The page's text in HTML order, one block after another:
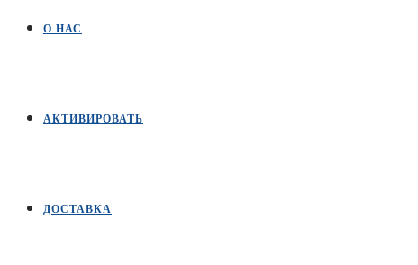
О НАС
АКТИВИРОВАТЬ
ДОСТАВКА